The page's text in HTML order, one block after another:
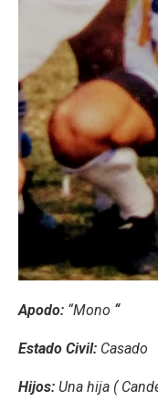
Apodo: “Mono “
Estado Civil: Casado
Hijos: Una hija (